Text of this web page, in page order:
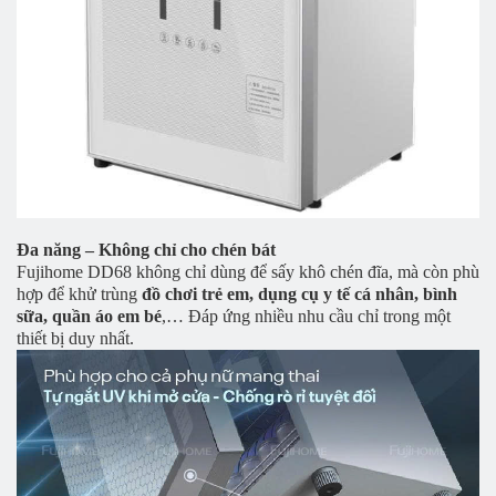
Đa năng – Không chỉ cho chén bát
Fujihome DD68 không chỉ dùng để sấy khô chén đĩa, mà còn phù
hợp để khử trùng đồ chơi trẻ em, dụng cụ y tế cá nhân, bình
sữa, quần áo em bé,… Đáp ứng nhiều nhu cầu chỉ trong một
thiết bị duy nhất.